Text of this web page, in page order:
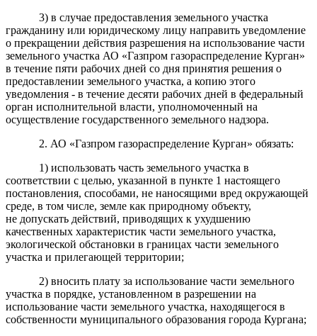
3) в случае предоставления земельного участка
гражданину или юридическому лицу направить уведомление
о прекращении действия разрешения на использование части
земельного участка АО «Газпром газораспределение Курган»
в течение пяти рабочих дней со дня принятия решения о
предоставлении земельного участка, а копию этого
уведомления - в течение десяти рабочих дней в федеральный
орган исполнительной власти, уполномоченный на
осуществление государственного земельного надзора.
2. АО «Газпром газораспределение Курган» обязать:
1) использовать часть земельного участка в
соответствии с целью, указанной в пункте 1 настоящего
постановления, способами, не наносящими вред окружающей
среде, в том числе, земле как природному объекту,
не допускать действий, приводящих к ухудшению
качественных характеристик части земельного участка,
экологической обстановки в границах части земельного
участка и прилегающей территории;
2) вносить плату за использование части земельного
участка в порядке, установленном в разрешении на
использование части земельного участка, находящегося в
собственности муниципального образования города Кургана;